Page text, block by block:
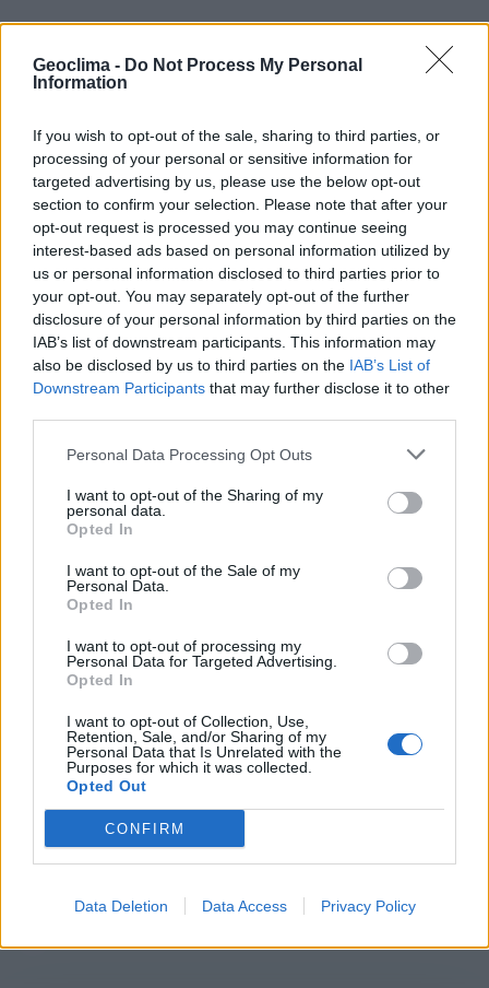
Geoclima - Do Not Process My Personal
Information
If you wish to opt-out of the sale, sharing to third parties, or
processing of your personal or sensitive information for
targeted advertising by us, please use the below opt-out
section to confirm your selection. Please note that after your
opt-out request is processed you may continue seeing
interest-based ads based on personal information utilized by
us or personal information disclosed to third parties prior to
your opt-out. You may separately opt-out of the further
disclosure of your personal information by third parties on the
IAB’s list of downstream participants. This information may
also be disclosed by us to third parties on the IAB’s List of
Downstream Participants that may further disclose it to other
Personal Data Processing Opt Outs
I want to opt-out of the Sharing of my
personal data.
Opted In
I want to opt-out of the Sale of my
Personal Data.
Opted In
I want to opt-out of processing my
Personal Data for Targeted Advertising.
Opted In
I want to opt-out of Collection, Use,
Retention, Sale, and/or Sharing of my
Personal Data that Is Unrelated with the
Purposes for which it was collected.
Opted Out
CONFIRM
Data Deletion Data Access Privacy Policy
Não sabe qual o carregador
adequado para a sua viatura?
Apoio técnico profissional